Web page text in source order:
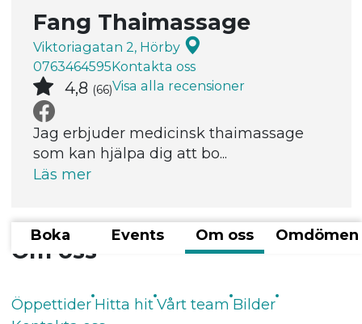
Fang Thaimassage
Viktoriagatan 2, Hörby
0763464595Kontakta oss
4,8 (66)Visa alla recensioner
Jag erbjuder medicinsk thaimassage
som kan hjälpa dig att bo...
Läs mer
Boka Events Om oss Omdömen
Om oss
Öppettider Hitta hitVårt team Bilder